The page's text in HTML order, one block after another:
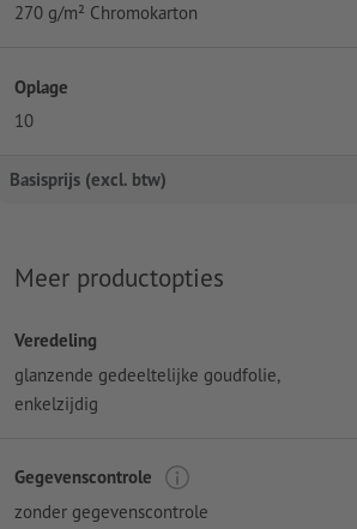
270 g/m² Chromokarton
Oplage
10
Basisprijs (excl. btw)
Meer productopties
Veredeling
glanzende gedeeltelijke goudfolie,
enkelzijdig
Gegevenscontrole
zonder gegevenscontrole